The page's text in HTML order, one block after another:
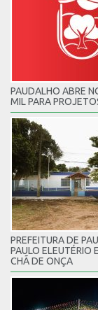
PAUDALHO ABRE
MIL PARA
PREFEITURA DE
PAULO ELEUTÉRIO
CHÃ DE ONÇA